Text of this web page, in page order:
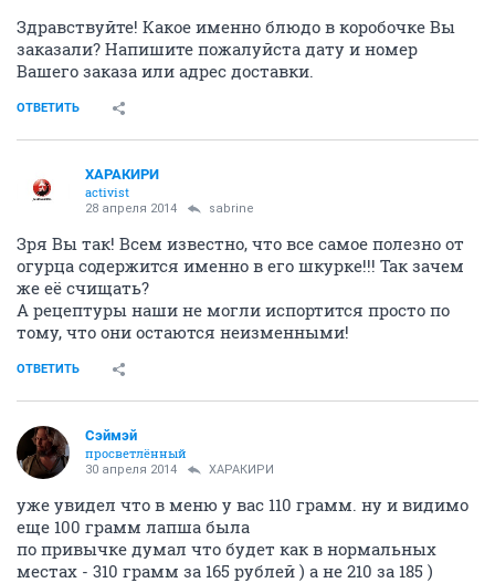
Здравствуйте! Какое именно блюдо в коробочке Вы
заказали? Напишите пожалуйста дату и номер
Вашего заказа или адрес доставки.
ОТВЕТИТЬ
ХАРАКИРИ
activist
28 апреля 2014 sabrine
Зря Вы так! Всем известно, что все самое полезно от
огурца содержится именно в его шкурке!!! Так зачем
же её счищать?
А рецептуры наши не могли испортится просто по
тому, что они остаются неизменными!
ОТВЕТИТЬ
Сэймэй
просветлённый
30 апреля 2014 ХАРАКИРИ
уже увидел что в меню у вас 110 грамм. ну и видимо
еще 100 грамм лапша была
по привычке думал что будет как в нормальных
местах - 310 грамм за 165 рублей ) а не 210 за 185 )